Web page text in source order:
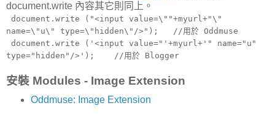
document.write 內容其它則同上。
document.write ("<input value=\""+myurl+"\"
name=\"u\" type=\"hidden\"/>"); //用於 Oddmuse
document.write ('<input value="'+myurl+'" name="u"
type="hidden"/>'); //用於 Blogger
安裝 Modules - Image Extension
Oddmuse: Image Extension